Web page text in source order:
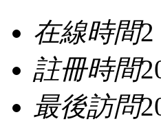
在線時間2
註冊時間
最後訪問